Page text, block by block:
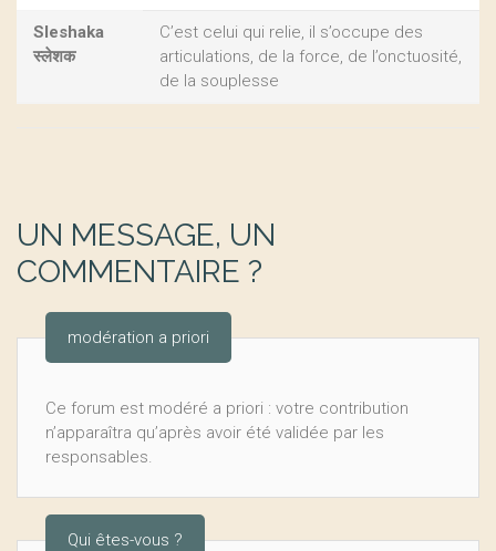
Sleshaka
स्लेशक
C’est celui qui relie, il s’occupe des
articulations, de la force, de l’onctuosité,
de la souplesse
UN MESSAGE, UN
COMMENTAIRE ?
modération a priori
Ce forum est modéré a priori : votre contribution
n’apparaîtra qu’après avoir été validée par les
responsables.
Qui êtes-vous ?